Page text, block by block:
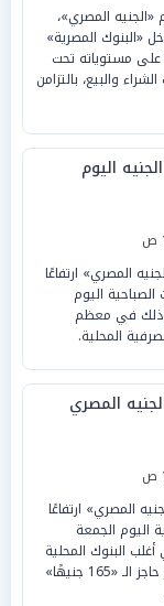
«الجنيه المصري»،
3 أغسطس 2026، بداخل «البنوك المصرية»
على مستوياته تحت
الشراء والبيع، بالتزامن
اليوم
المصري» ارتفاعًا
الصباحية اليوم
31 يوليو 2026، وذلك في معظم
المحلية.
المصري
المصري» ارتفاعًا
اليوم الجمعة
وذلك في أغلب البنوك المحلية
بالسوق المصرفية المصرية؛ ليتجاوز حاجز الـ «165 جنيهًا»